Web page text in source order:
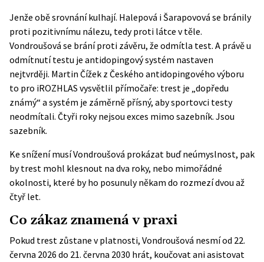
Jenže obě srovnání kulhají. Halepová i Šarapovová se bránily
proti pozitivnímu nálezu, tedy proti látce v těle.
Vondroušová se brání proti závěru, že odmítla test. A právě u
odmítnutí testu je antidopingový systém nastaven
nejtvrději. Martin Čížek z Českého antidopingového výboru
to pro iROZHLAS vysvětlil přímočaře: trest je „dopředu
známý“ a systém je záměrně přísný, aby sportovci testy
neodmítali. Čtyři roky nejsou exces mimo sazebník. Jsou
sazebník.
Ke snížení musí Vondroušová prokázat buď neúmyslnost, pak
by trest mohl klesnout na dva roky, nebo mimořádné
okolnosti, které by ho posunuly někam do rozmezí dvou až
čtyř let.
Co zákaz znamená v praxi
Pokud trest zůstane v platnosti, Vondroušová nesmí od 22.
června 2026 do 21. června 2030 hrát, koučovat ani asistovat